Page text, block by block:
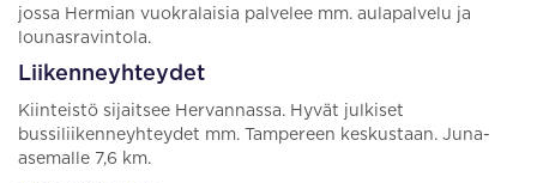
jossa Hermian vuokralaisia palvelee mm. aulapalvelu ja
lounasravintola.
Liikenneyhteydet
Kiinteistö sijaitsee Hervannassa. Hyvät julkiset
bussiliikenneyhteydet mm. Tampereen keskustaan. Juna-
asemalle 7,6 km.